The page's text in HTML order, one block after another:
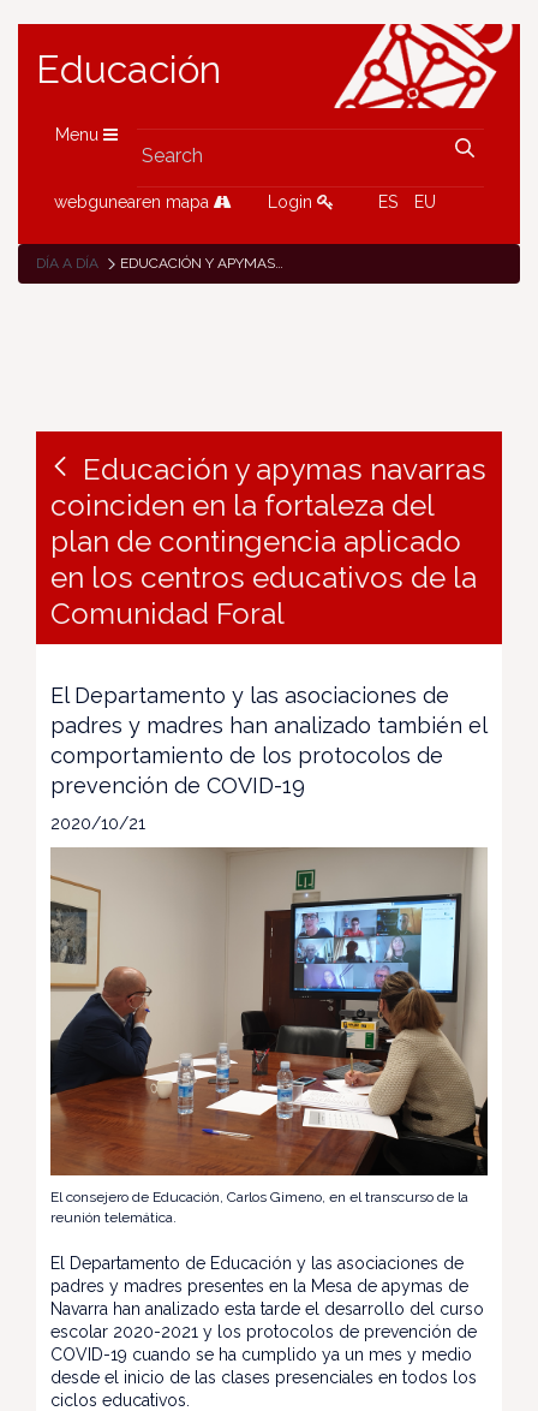
Educación
Menu
webgunearen mapa Login ES EU
DÍA A DÍA EDUCACIÓN Y APYMAS NAVARRAS COINCIDEN EN LA FORTALEZA DEL PLAN DE CONTINGENCIA APLICADO EN LOS CENTROS EDUCATIVOS DE LA COMUNIDAD FORAL
Educación y apymas navarras
coinciden en la fortaleza del
plan de contingencia aplicado
en los centros educativos de la
Comunidad Foral
El Departamento y las asociaciones de
padres y madres han analizado también el
comportamiento de los protocolos de
prevención de COVID-19
2020/10/21
El consejero de Educación, Carlos Gimeno, en el transcurso de la
reunión telemática.
El Departamento de Educación y las asociaciones de
padres y madres presentes en la Mesa de apymas de
Navarra han analizado esta tarde el desarrollo del curso
escolar 2020-2021 y los protocolos de prevención de
COVID-19 cuando se ha cumplido ya un mes y medio
desde el inicio de las clases presenciales en todos los
ciclos educativos.